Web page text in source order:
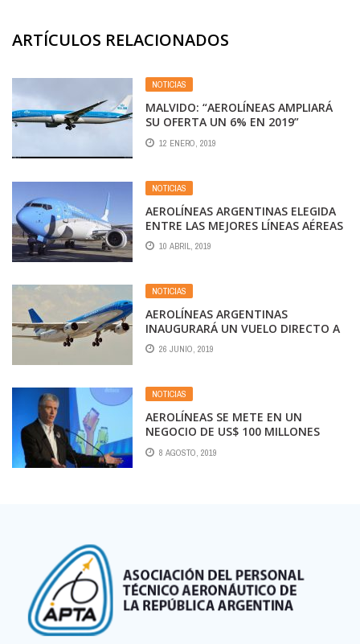
ARTÍCULOS RELACIONADOS
NOTICIAS
MALVIDO: “AEROLÍNEAS AMPLIARÁ
SU OFERTA UN 6% EN 2019”
12 ENERO, 2019
NOTICIAS
AEROLÍNEAS ARGENTINAS ELEGIDA
ENTRE LAS MEJORES LÍNEAS AÉREAS
DE AMÉRICA LATINA
10 ABRIL, 2019
NOTICIAS
AEROLÍNEAS ARGENTINAS
INAUGURARÁ UN VUELO DIRECTO A
ORLANDO
26 JUNIO, 2019
NOTICIAS
AEROLÍNEAS SE METE EN UN
NEGOCIO DE US$ 100 MILLONES
8 AGOSTO, 2019